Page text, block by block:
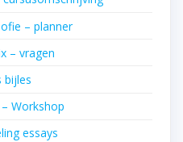
– planner
– vragen
bijles
Workshop
essays